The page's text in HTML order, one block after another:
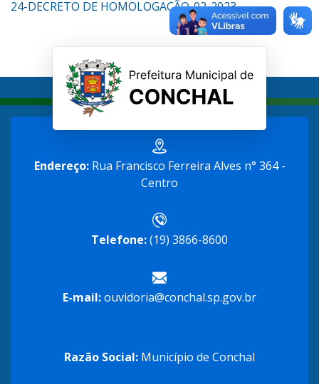
24-DECRETO DE HOMOLOGAÇÃO-02-2023.
Endereço:Rua Francisco Ferreira Alves n° 364 -
Centro
Telefone:(19) 3866-8600
E-mail:ouvidoria@conchal.sp.gov.br
Razão Social: Município de Conchal